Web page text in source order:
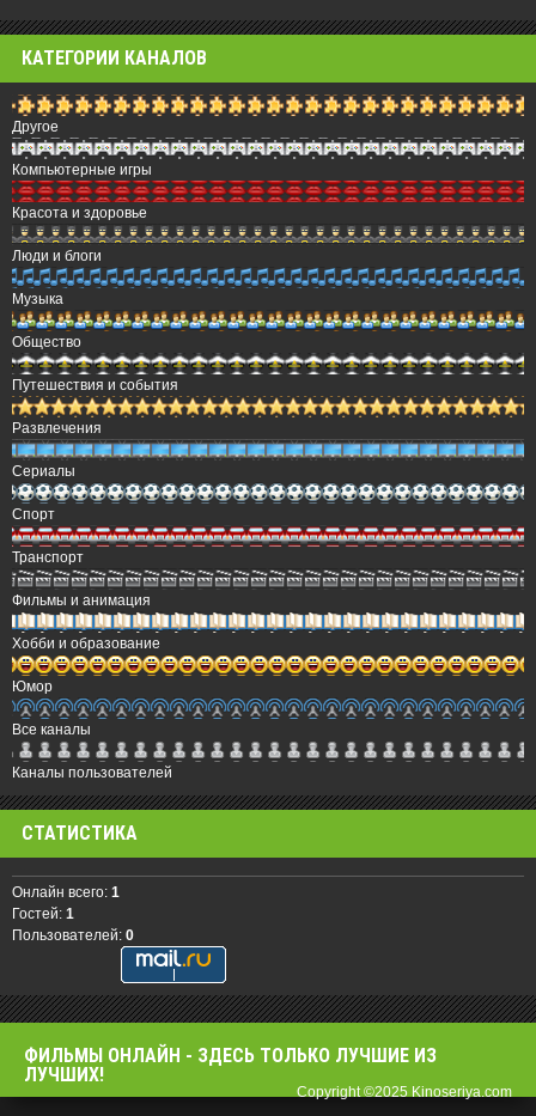
КАТЕГОРИИ КАНАЛОВ
Другое
Компьютерные игры
Красота и здоровье
Люди и блоги
Музыка
Общество
Путешествия и события
Развлечения
Сериалы
Спорт
Транспорт
Фильмы и анимация
Хобби и образование
Юмор
Все каналы
Каналы пользователей
СТАТИСТИКА
Онлайн всего: 1
Гостей: 1
Пользователей: 0
ФИЛЬМЫ OНЛАЙН - ЗДЕСЬ ТОЛЬКО ЛУЧШИЕ ИЗ
ЛУЧШИХ!
Copyright ©2025 Kinoseriya.com